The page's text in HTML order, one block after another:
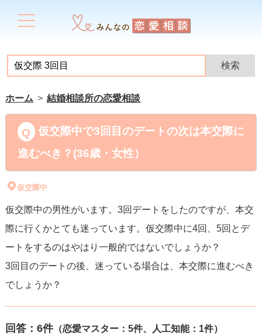
ホーム 結婚相談所の恋愛相談
仮交際中で3回目のデートの次は本交際に
進むべき？(36歳・女性）
仮交際中
仮交際中の男性がいます。3回デートをしたのですが、本交
際に行くかとても迷っています。仮交際中に4回、5回とデ
ートをするのはやはり一般的ではないでしょうか？
3回目のデートの後、迷っている場合は、本交際に進むべき
でしょうか？
回答： 6件（恋愛マスター：5件、人工知能：1件）